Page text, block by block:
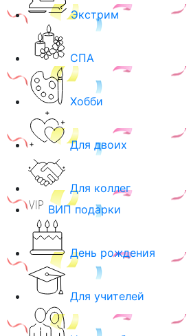
Экстрим
СПА
Хобби
Для двоих
Для коллег
ВИП подарки
День рождения
Для учителей